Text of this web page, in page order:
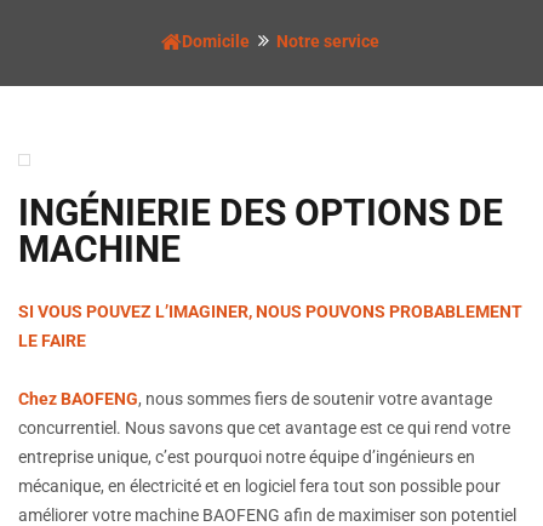
Domicile Notre service
INGÉNIERIE DES OPTIONS DE
MACHINE
SI VOUS POUVEZ L’IMAGINER, NOUS POUVONS PROBABLEMENT
LE FAIRE
Chez BAOFENG, nous sommes fiers de soutenir votre avantage
concurrentiel. Nous savons que cet avantage est ce qui rend votre
entreprise unique, c’est pourquoi notre équipe d’ingénieurs en
mécanique, en électricité et en logiciel fera tout son possible pour
améliorer votre machine BAOFENG afin de maximiser son potentiel